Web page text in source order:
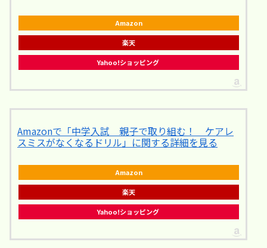
Amazon
楽天
Yahoo!ショッピング
Amazonで「中学入試 親子で取り組む！ ケアレ
スミスがなくなるドリル」に関する詳細を見る
Amazon
楽天
Yahoo!ショッピング